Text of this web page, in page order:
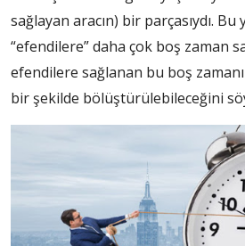
sağlayan aracın) bir parçasıydı. Bu
“efendilere” daha çok boş zaman
efendilere sağlanan bu boş
bir şekilde bölüştürülebileceğini